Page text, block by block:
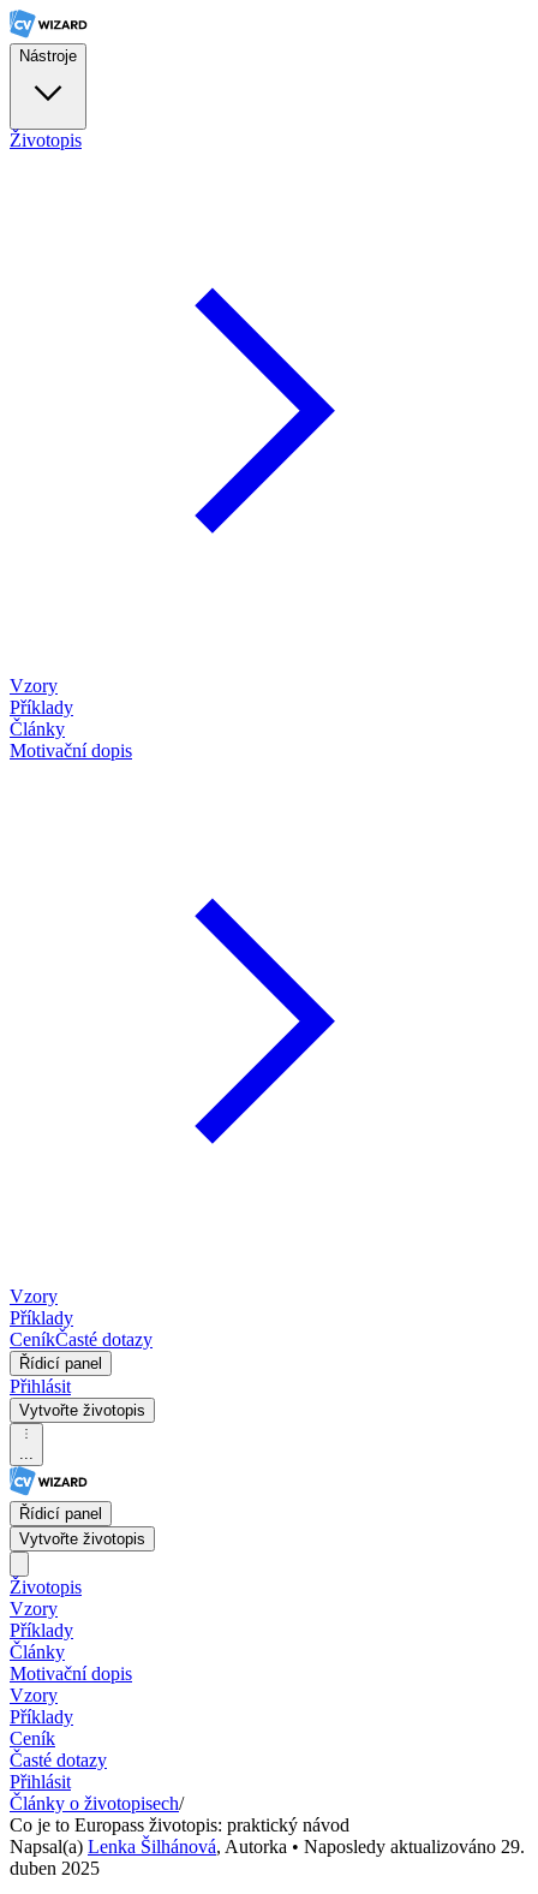
Nástroje
Životopis
Vzory
Příklady
Články
Motivační dopis
Vzory
Příklady
CeníkČasté dotazy
Řídicí panel
Přihlásit
Vytvořte životopis
...
Řídicí panel
Vytvořte životopis
Životopis
Vzory
Příklady
Články
Motivační dopis
Vzory
Příklady
Ceník
Časté dotazy
Přihlásit
Články o životopisech/
Co je to Europass životopis: praktický návod
Napsal(a) Lenka Šilhánová, Autorka • Naposledy aktualizováno 29.
duben 2025